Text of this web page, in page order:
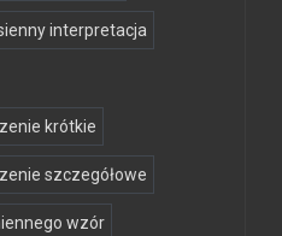
interpretacja
krótkie
szczegółowe
wzór